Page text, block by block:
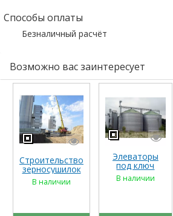
Способы оплаты
Безналичный расчёт
Возможно вас заинтересует
Строительство
зерносушилок
под ключ
В наличии
Элеваторы
под ключ
В наличии